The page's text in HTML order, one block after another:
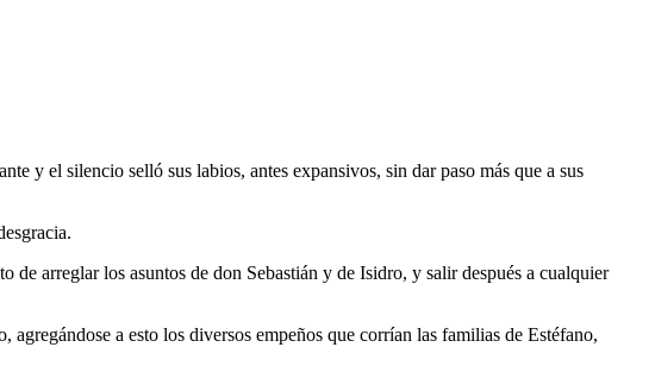
y el silencio selló sus labios, antes expansivos, sin dar paso más que a sus
arreglar los asuntos de don Sebastián y de Isidro, y salir después a cualquier
a esto los diversos empeños que corrían las familias de Estéfano,